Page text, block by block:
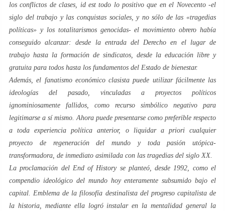
los conflictos de clases, id esttodo lo positivo que en el Novecento-el
siglo del trabajo y las conquistas sociales, y no sólo de las «tragedias
políticas» y los totalitarismos genocidas- el movimiento obrero había
conseguido alcanzar: desde la entrada del Derecho en el lugar de
trabajo hasta la formación de sindicatos, desde la educación libre y
gratuita para todos hasta los fundamentos del Estado de bienestar.
Además, el fanatismo económico clasista puede utilizar fácilmente las
ideologías del pasado, vinculadas a proyectos políticos
ignominiosamente fallidos, como recurso simbólico negativo para
legitimarse a sí mismo. Ahora puede presentarse como preferible respecto
a toda experiencia política anterior, o liquidar a priori cualquier
proyecto de regeneración del mundo y toda pasión utópica-
transformadora, de inmediato asimilada con las tragedias del siglo XX.
La proclamación del End of Historyse planteó, desde 1992, como el
compendio ideológico del mundo hoy enteramente subsumido bajo el
capital. Emblema de la filosofía destinalistadel progreso capitalista de
la historia, mediante ella logró instalar en la mentalidad general la